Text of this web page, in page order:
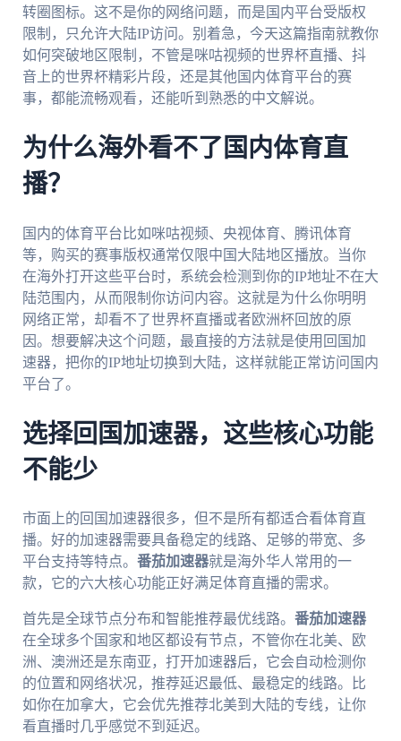
转圈图标。这不是你的网络问题，而是国内平台受版权
限制，只允许大陆IP访问。别着急，今天这篇指南就教你
如何突破地区限制，不管是咪咕视频的世界杯直播、抖
音上的世界杯精彩片段，还是其他国内体育平台的赛
事，都能流畅观看，还能听到熟悉的中文解说。
为什么海外看不了国内体育直
播？
国内的体育平台比如咪咕视频、央视体育、腾讯体育
等，购买的赛事版权通常仅限中国大陆地区播放。当你
在海外打开这些平台时，系统会检测到你的IP地址不在大
陆范围内，从而限制你访问内容。这就是为什么你明明
网络正常，却看不了世界杯直播或者欧洲杯回放的原
因。想要解决这个问题，最直接的方法就是使用回国加
速器，把你的IP地址切换到大陆，这样就能正常访问国内
平台了。
选择回国加速器，这些核心功能
不能少
市面上的回国加速器很多，但不是所有都适合看体育直
播。好的加速器需要具备稳定的线路、足够的带宽、多
平台支持等特点。 番茄加速器就是海外华人常用的一
款，它的六大核心功能正好满足体育直播的需求。
首先是全球节点分布和智能推荐最优线路。 番茄加速器
在全球多个国家和地区都设有节点，不管你在北美、欧
洲、澳洲还是东南亚，打开加速器后，它会自动检测你
的位置和网络状况，推荐延迟最低、最稳定的线路。比
如你在加拿大，它会优先推荐北美到大陆的专线，让你
看直播时几乎感觉不到延迟。